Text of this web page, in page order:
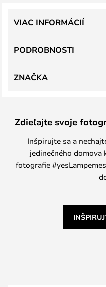
PODROBNOSTI
VIAC INFORMÁCIÍ
ZNAČKA
Zdieľajte svoje
Inšpirujte sa a
jedinečného domova
fotografie